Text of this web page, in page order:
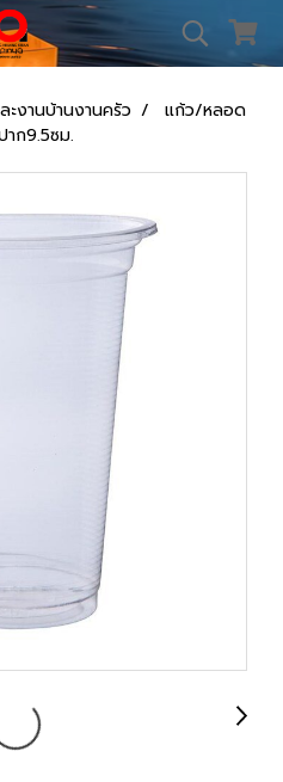
งานบ้านงานครัว
แก้ว/หลอด
ก9.5ซม.